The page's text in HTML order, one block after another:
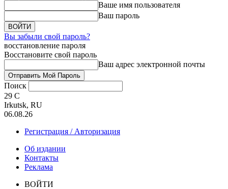
Ваше имя пользователя
Ваш пароль
Вы забыли свой пароль?
восстановление пароля
Восстановите свой пароль
Ваш адрес электронной почты
Поиск
29 C
Irkutsk, RU
06.08.26
Регистрация / Авторизация
Об издании
Контакты
Реклама
ВОЙТИ